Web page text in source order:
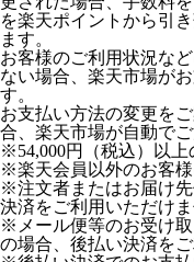
を楽天ポイントから引
ます。
お客様のご利用状況な
ない場合、楽天市場が
す。
お支払い方法の変更を
合、楽天市場が自動で
※54,000円（税込）以上
※楽天会員以外のお客様
※注文者またはお届け
決済をご利用いただけま
※メール便等のお受け
の場合、後払い決済を